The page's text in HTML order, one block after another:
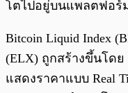
โตไปอยู่บนแพลตฟอร์
Bitcoin Liquid Index
(ELX) ถูกสร้างขึ้นโดย
แสดงราคาแบบ Real